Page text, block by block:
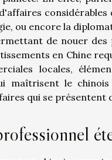
ou encore la
de nouer
en Chine
locales,
maîtrisent le
qui se présentent